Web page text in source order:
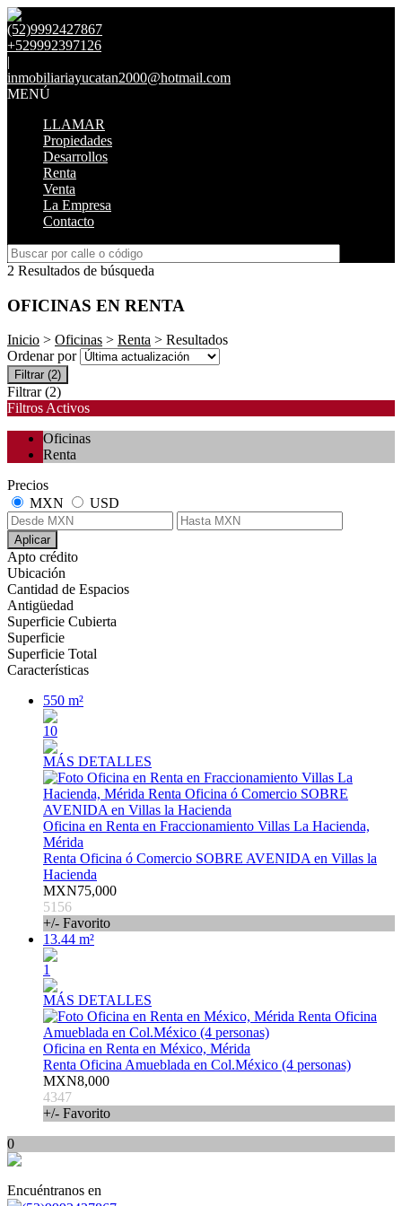
(52)9992427867
+529992397126
|
inmobiliariayucatan2000@hotmail.com
MENÚ
LLAMAR
Propiedades
Desarrollos
Renta
Venta
La Empresa
Contacto
2 Resultados de búsqueda
OFICINAS EN RENTA
Inicio > Oficinas > Renta > Resultados
Ordenar por
Filtrar (2)
Filtrar (2)
Filtros Activos
Oficinas
Renta
Precios
MXN
USD
Aplicar
Apto crédito
Ubicación
Cantidad de Espacios
Antigüedad
Superficie Cubierta
Superficie
Superficie Total
Características
550 m²
10
MÁS DETALLES
Oficina en Renta en Fraccionamiento Villas La Hacienda,
Mérida
Renta Oficina ó Comercio SOBRE AVENIDA en Villas la
Hacienda
MXN75,000
5156
+/- Favorito
13.44 m²
1
MÁS DETALLES
Oficina en Renta en México, Mérida
Renta Oficina Amueblada en Col.México (4 personas)
MXN8,000
4347
+/- Favorito
0
Encuéntranos en